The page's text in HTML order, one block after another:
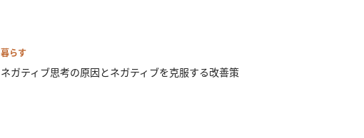
暮らす
ネガティブ思考の原因とネガティブを克服する改善策